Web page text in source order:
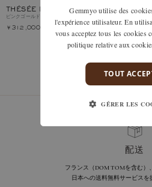
THÉSÉE DUO
ピンクゴールド, ツァボライト
￥312,000
1モデル中1モデ
配送
フランス（DOM TOMを含む）
日本への送料無料サービスを
Gemmyo utilise des
l'expérience utilisateur. En
vous acceptez tous les cookies
politique relative aux
TOUT
GÉRER LES